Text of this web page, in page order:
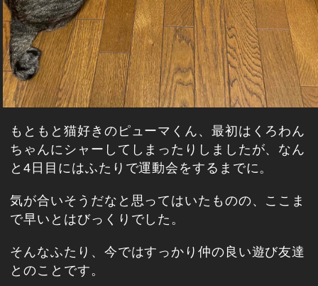
もともと猫好きのピューマくん、最初はくろわん
ちゃんにシャーしてしまったりしましたが、なん
と4日目にはふたりで運動会をするまでに。
気が合いそうだなと思ってはいたものの、ここま
で早いとはびっくりでした。
そんなふたり、今ではすっかり仲の良い遊び友達
とのことです。